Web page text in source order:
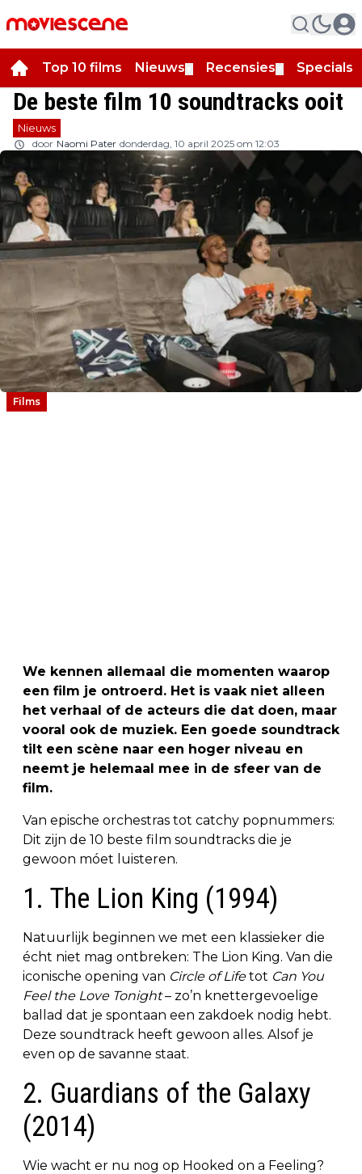
Top 10 films Nieuws Recensies Specials
De beste film 10 soundtracks ooit
Nieuws
door Naomi Pater donderdag, 10 april 2025 om 12:03
Films
We kennen allemaal die momenten waarop
een film je ontroerd. Het is vaak niet alleen
het verhaal of de acteurs die dat doen, maar
vooral ook de muziek. Een goede soundtrack
tilt een scène naar een hoger niveau en
neemt je helemaal mee in de sfeer van de
film.
Van epische orchestras tot catchy popnummers:
Dit zijn de 10 beste film soundtracks die je
gewoon móet luisteren.
1. The Lion King (1994)
Natuurlijk beginnen we met een klassieker die
écht niet mag ontbreken: The Lion King. Van die
iconische opening van Circle of Lifetot Can You
Feel the Love Tonight– zo’n knettergevoelige
ballad dat je spontaan een zakdoek nodig hebt.
Deze soundtrack heeft gewoon alles. Alsof je
even op de savanne staat.
2. Guardians of the Galaxy
(2014)
Wie wacht er nu nog op Hooked on a Feeling?